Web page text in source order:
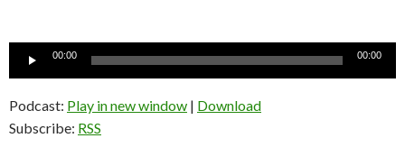
Ljudspelare
00:00 00:00
Podcast: Play in new window | Download
Subscribe: RSS